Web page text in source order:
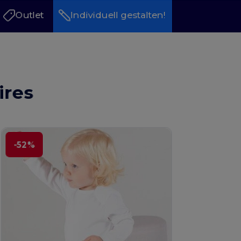
Outlet Individuell gestalten!
-52%